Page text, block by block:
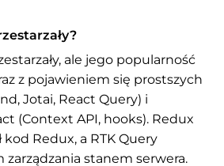
ale jego popularność
z pojawieniem się prostszych
Jotai, React Query) i
(Context API, hooks). Redux
kod Redux, a RTK Query
zarządzania stanem serwera.